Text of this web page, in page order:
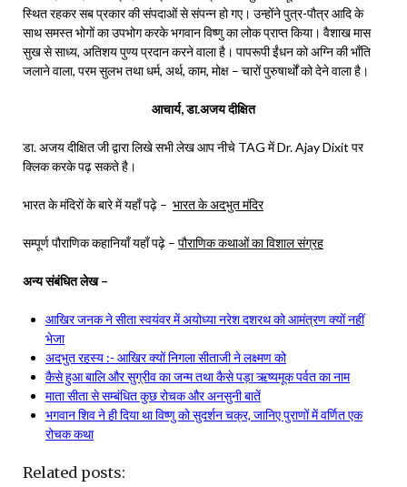
स्थित रहकर सब प्रकार की संपदाओं से संपन्न हो गए। उन्होंने पुत्र-पौत्र आदि के
साथ समस्त भोगों का उपभोग करके भगवान विष्णु का लोक प्राप्त किया। वैशाख मास
सुख से साध्य, अतिशय पुण्य प्रदान करने वाला है। पापरूपी ईंधन को अग्नि की भाँति
जलाने वाला, परम सुलभ तथा धर्म, अर्थ, काम, मोक्ष – चारों पुरुषार्थों को देने वाला है।
आचार्य, डा.अजय दीक्षित
डा. अजय दीक्षित जी द्वारा लिखे सभी लेख आप नीचे TAG में Dr. Ajay Dixit पर
क्लिक करके पढ़ सकते है।
भारत के मंदिरों के बारे में यहाँ पढ़े – भारत के अदभुत मंदिर
सम्पूर्ण पौराणिक कहानियाँ यहाँ पढ़े – पौराणिक कथाओं का विशाल संग्रह
अन्य संबंधित लेख –
आखिर जनक ने सीता स्वयंवर में अयोध्या नरेश दशरथ को आमंत्रण क्यों नहीं
भेजा
अदभुत रहस्य :- आखिर क्यों निगला सीताजी ने लक्ष्मण को
कैसे हुआ बालि और सुग्रीव का जन्म तथा कैसे पड़ा ऋष्यमूक पर्वत का नाम
माता सीता से सम्बंधित कुछ रोचक और अनसुनी बातें
भगवान शिव ने ही दिया था विष्णु को सुदर्शन चक्र, जानिए पुराणों में वर्णित एक
रोचक कथा
Related posts: